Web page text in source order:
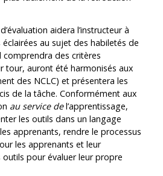
aidera l’instructeur à
au sujet des habiletés de
comprendra des critères
tour, auront été harmonisés aux
des NCLC) et présentera les
de la tâche. Conformément aux
au service del’apprentissage,
les outils dans un langage
apprenants, rendre le processus
les apprenants et leur
outils pour évaluer leur propre